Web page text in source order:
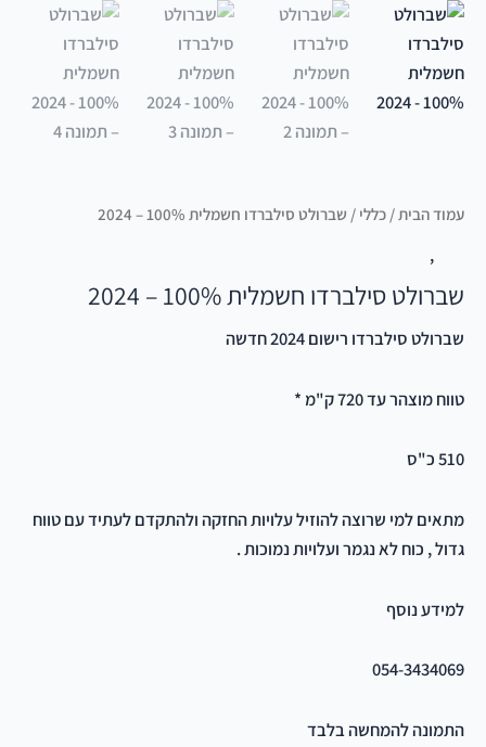
את
עמוד הבית/ כללי / שברולט סילברדו חשמלית 100% – 2024
,
שברולט סילברדו חשמלית 100% – 2024
שברולט סילברדו רישום 2024 חדשה
טווח מוצהר עד 720 ק"מ *
510 כ"ס
מתאים למי שרוצה להוזיל עלויות החזקה ולהתקדם לעתיד עם טווח
גדול , כוח לא נגמר ועלויות נמוכות .
למידע נוסף
054-3434069
התמונה להמחשה בלבד